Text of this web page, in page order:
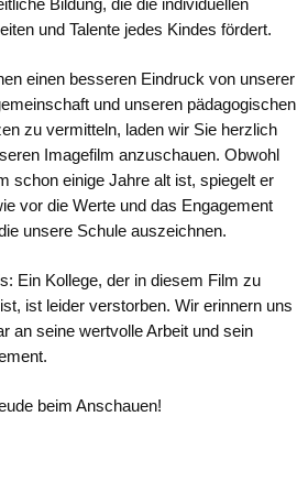
Bildung, die die individuellen
und Talente jedes Kindes fördert.
einen besseren Eindruck von unserer
und unseren pädagogischen
zu vermitteln, laden wir Sie herzlich
Imagefilm anzuschauen. Obwohl
schon einige Jahre alt ist, spiegelt er
vor die Werte und das Engagement
unsere Schule auszeichnen.
Ein Kollege, der in diesem Film zu
ist leider verstorben. Wir erinnern uns
an seine wertvolle Arbeit und sein
beim Anschauen!